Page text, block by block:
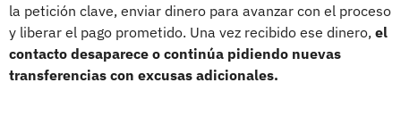
la petición clave, enviar dinero para avanzar con el proceso
y liberar el pago prometido. Una vez recibido ese dinero, el
contacto desaparece o continúa pidiendo nuevas
transferencias con excusas adicionales.